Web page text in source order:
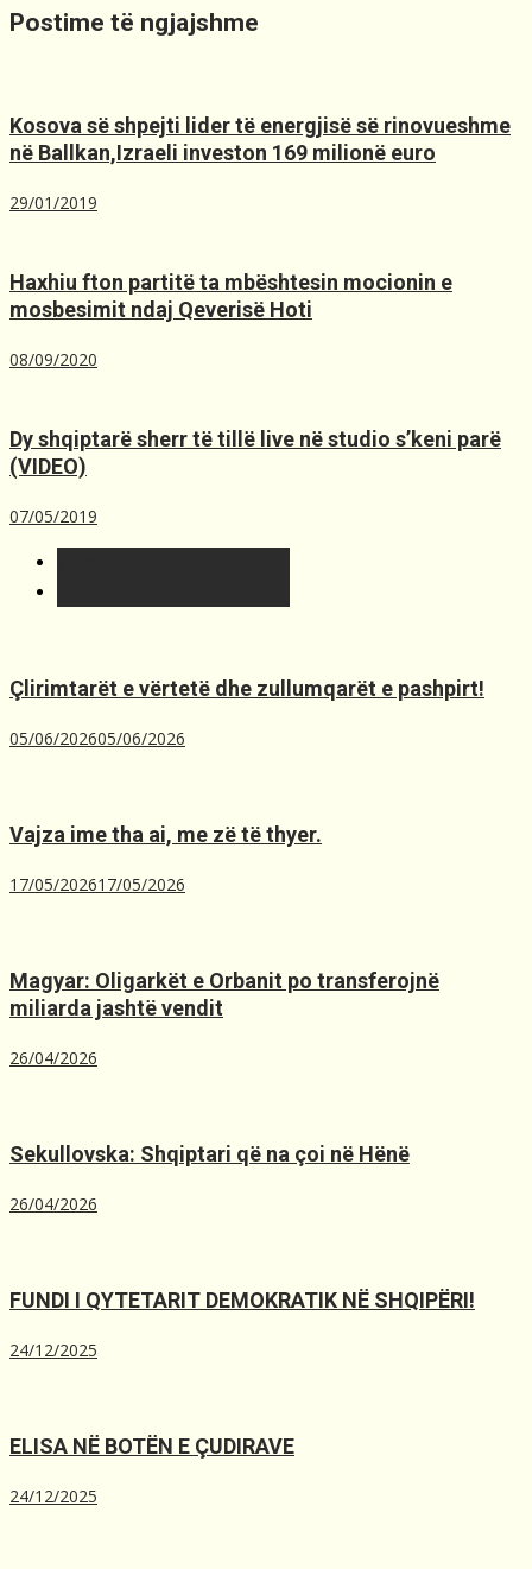
Postime të ngjajshme
Kosova së shpejti lider të energjisë së rinovueshme
në Ballkan,Izraeli investon 169 milionë euro
29/01/2019
Haxhiu fton partitë ta mbështesin mocionin e
mosbesimit ndaj Qeverisë Hoti
08/09/2020
Dy shqiptarë sherr të tillë live në studio s’keni parë
(VIDEO)
07/05/2019
Çlirimtarët e vërtetë dhe zullumqarët e pashpirt!
05/06/202605/06/2026
Vajza ime tha ai, me zë të thyer.
17/05/202617/05/2026
Magyar: Oligarkët e Orbanit po transferojnë
miliarda jashtë vendit
26/04/2026
Sekullovska: Shqiptari që na çoi në Hënë
26/04/2026
FUNDI I QYTETARIT DEMOKRATIK NË SHQIPËRI!
24/12/2025
ELISA NË BOTËN E ÇUDIRAVE
24/12/2025